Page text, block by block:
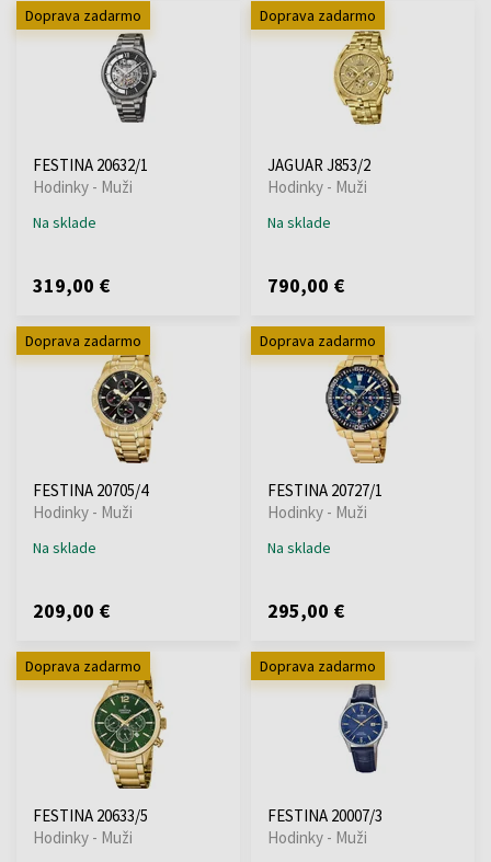
Doprava zadarmo
FESTINA 20632/1
Hodinky - Muži
Na sklade
319,00 €
Doprava zadarmo
JAGUAR J853/2
Hodinky - Muži
Na sklade
790,00 €
Doprava zadarmo
FESTINA 20705/4
Hodinky - Muži
Na sklade
209,00 €
Doprava zadarmo
FESTINA 20727/1
Hodinky - Muži
Na sklade
295,00 €
Doprava zadarmo
FESTINA 20633/5
Hodinky - Muži
Doprava zadarmo
FESTINA 20007/3
Hodinky - Muži